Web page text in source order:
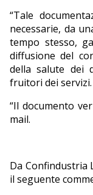
“Tale
necessarie, da
tempo stesso,
diffusione del
della salute dei
fruitori dei servizi.
“Il documento
mail.
Da Confindustria
il seguente